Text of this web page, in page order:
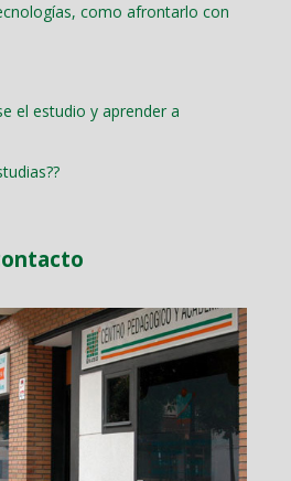
como afrontarlo con
el estudio y aprender a